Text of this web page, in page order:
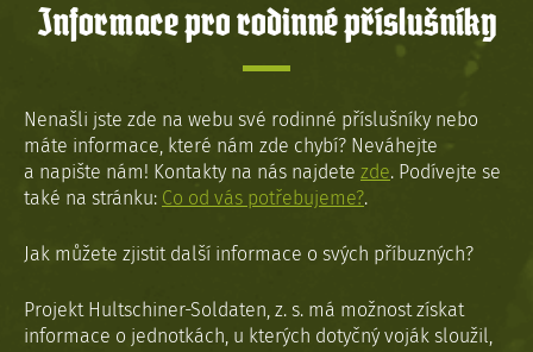
Informace pro rodinné příslušníky
Nenašli jste zde na webu své rodinné příslušníky nebo
máte informace, které nám zde chybí? Neváhejte
a napište nám! Kontakty na nás najdete zde. Podívejte se
také na stránku: Co od vás potřebujeme?.
Jak můžete zjistit další informace o svých příbuzných?
Projekt Hultschiner-Soldaten, z. s. má možnost získat
informace o jednotkách, u kterých dotyčný voják sloužil,